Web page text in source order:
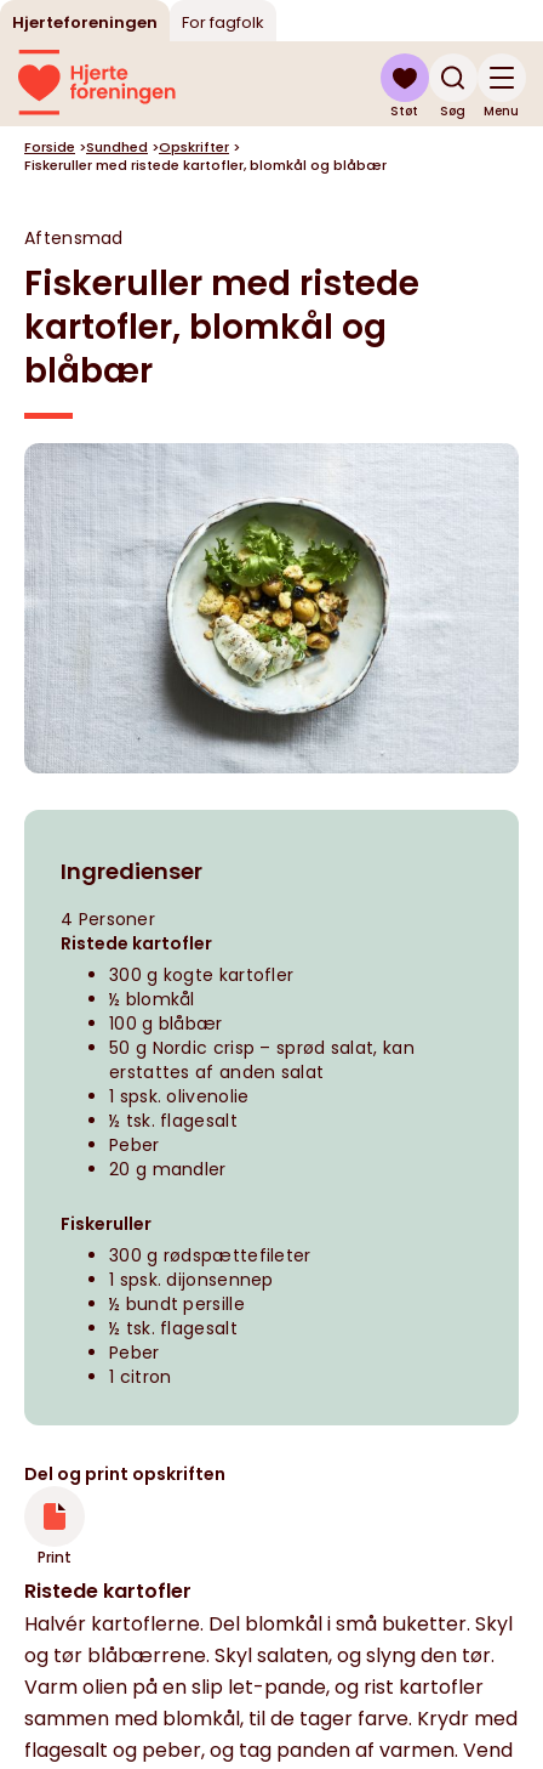
Hjerteforeningen For fagfolk
Søg
Støt Menu
Forside >Sundhed >Opskrifter >
Fiskeruller med ristede kartofler, blomkål og blåbær
Aftensmad
Fiskeruller med ristede
kartofler, blomkål og
blåbær
Ingredienser
4 Personer
Ristede kartofler
300 g kogte kartofler
½ blomkål
100 g blåbær
50 g Nordic crisp – sprød salat, kan
erstattes af anden salat
1 spsk. olivenolie
½ tsk. flagesalt
Peber
20 g mandler
Fiskeruller
300 g rødspættefileter
1 spsk. dijonsennep
½ bundt persille
½ tsk. flagesalt
Peber
1 citron
Del og print opskriften
Print
Ristede kartofler
Halvér kartoflerne. Del blomkål i små buketter. Skyl
og tør blåbærrene. Skyl salaten, og slyng den tør.
Varm olien på en slip let-pande, og rist kartofler
sammen med blomkål, til de tager farve. Krydr med
flagesalt og peber, og tag panden af varmen. Vend